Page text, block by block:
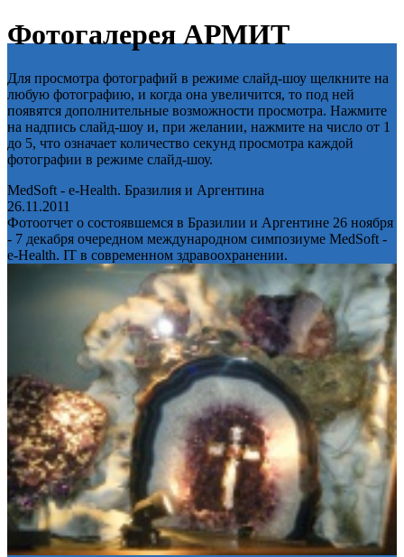
Фотогалерея АРМИТ
Для просмотра фотографий в режиме слайд-шоу щелкните на
любую фотографию, и когда она увеличится, то под ней
появятся дополнительные возможности просмотра. Нажмите
на надпись слайд-шоу и, при желании, нажмите на число от 1
до 5, что означает количество секунд просмотра каждой
фотографии в режиме слайд-шоу.
MedSoft - e-Health. Бразилия и Аргентина
26.11.2011
Фотоотчет о состоявшемся в Бразилии и Аргентине 26 ноября
- 7 декабря очередном международном симпозиуме MedSoft -
e-Health. IT в современном здравоохранении.